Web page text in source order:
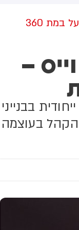
רגע מרגש במופע ההשקה של מוטי וייס – ביצוע עוצמתי על במת 360
–
ביצוע מרגש לשיר "הנה זה בא" מתוך מופע ההשקה, בבמת 360 ייחודית בבנייני
בעוצמה